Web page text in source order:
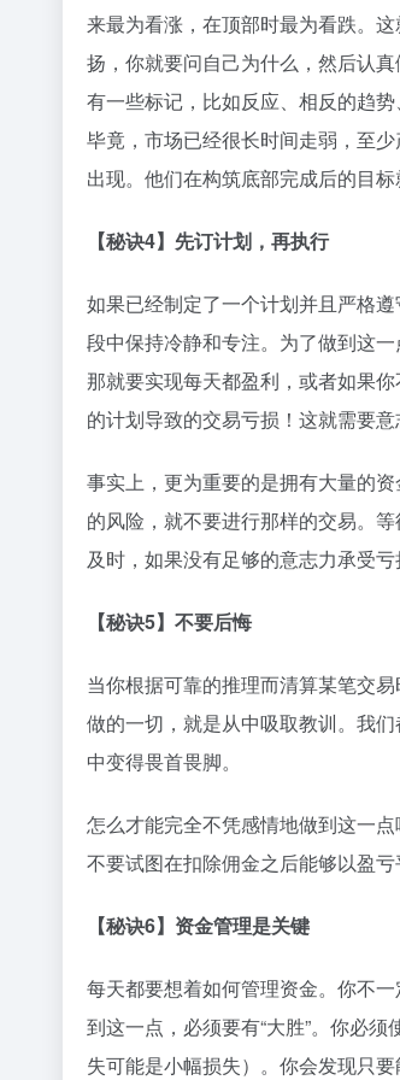
来最为看涨，在顶部时最为看跌。
扬，你就要问自己为什么，然后认
有一些标记，比如反应、相反的趋
毕竟，市场已经很长时间走弱，至
出现。他们在构筑底部完成后的目
【秘诀4】先订计划，再执行
如果已经制定了一个计划并且严格
段中保持冷静和专注。为了做到这
那就要实现每天都盈利，或者如果
的计划导致的交易亏损！这就需要
事实上，更为重要的是拥有大量的
的风险，就不要进行那样的交易。
及时，如果没有足够的意志力承受
【秘诀5】不要后悔
当你根据可靠的推理而清算某笔交
做的一切，就是从中吸取教训。我
中变得畏首畏脚。
怎么才能完全不凭感情地做到这一
不要试图在扣除佣金之后能够以盈
【秘诀6】资金管理是关键
每天都要想着如何管理资金。你不
到这一点，必须要有“大胜”。你必
失可能是小幅损失）。你会发现只